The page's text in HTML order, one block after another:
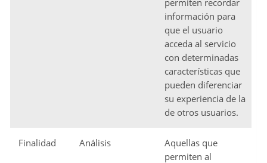
información para
que el usuario
acceda al servicio
con determinadas
características que
pueden diferenciar
su experiencia de la
de otros usuarios.
Finalidad Análisis
Aquellas que
permiten al